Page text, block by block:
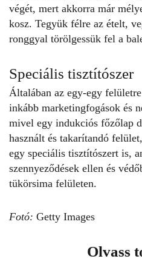
végét, mert akkorra már
kosz. Tegyük félre az ételt,
ronggyal törölgessük fel a
Speciális tisztítószer
Általában az egy-egy
inkább marketingfogások és
mivel egy indukciós főzőlap
használt és takarítandó
egy speciális tisztítószert is,
szennyeződések ellen és
tükörsima felületen.
Fotó: Getty Images
Olvass